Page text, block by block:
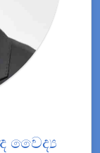
වෛද්‍ය